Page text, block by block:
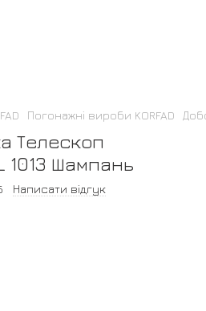
Погонажні вироби KORFAD
Телескоп
1013 Шампань
Написати відгук